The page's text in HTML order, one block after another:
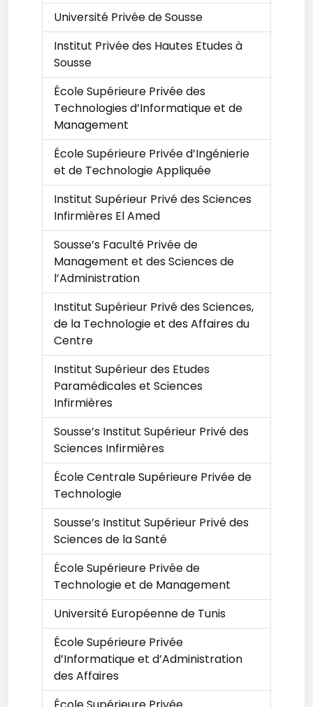
Université Privée de Sousse
Institut Privée des Hautes Etudes à
Sousse
École Supérieure Privée des
Technologies d’Informatique et de
Management
École Supérieure Privée d’Ingénierie
et de Technologie Appliquée
Institut Supérieur Privé des Sciences
Infirmières El Amed
Sousse’s Faculté Privée de
Management et des Sciences de
l’Administration
Institut Supérieur Privé des Sciences,
de la Technologie et des Affaires du
Centre
Institut Supérieur des Etudes
Paramédicales et Sciences
Infirmières
Sousse’s Institut Supérieur Privé des
Sciences Infirmières
École Centrale Supérieure Privée de
Technologie
Sousse’s Institut Supérieur Privé des
Sciences de la Santé
École Supérieure Privée de
Technologie et de Management
Université Européenne de Tunis
École Supérieure Privée
d’Informatique et d’Administration
des Affaires